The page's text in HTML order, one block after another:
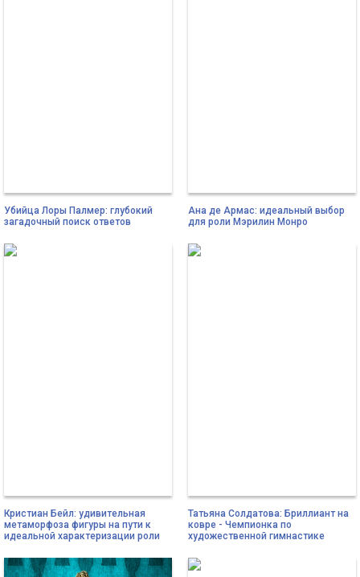
Убийца Лоры Палмер: глубокий
загадочный поиск ответов
Ана де Армас: идеальный выбор
для роли Мэрилин Монро
Кристиан Бейл: удивительная
метаморфоза фигуры на пути к
идеальной характеризации роли
Татьяна Солдатова: Бриллиант на
ковре - Чемпионка по
художественной гимнастике